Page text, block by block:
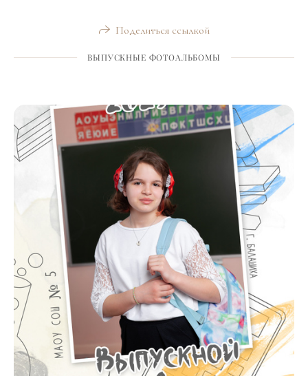
Поделиться ссылкой
ВЫПУСКНЫЕ ФОТОАЛЬБОМЫ